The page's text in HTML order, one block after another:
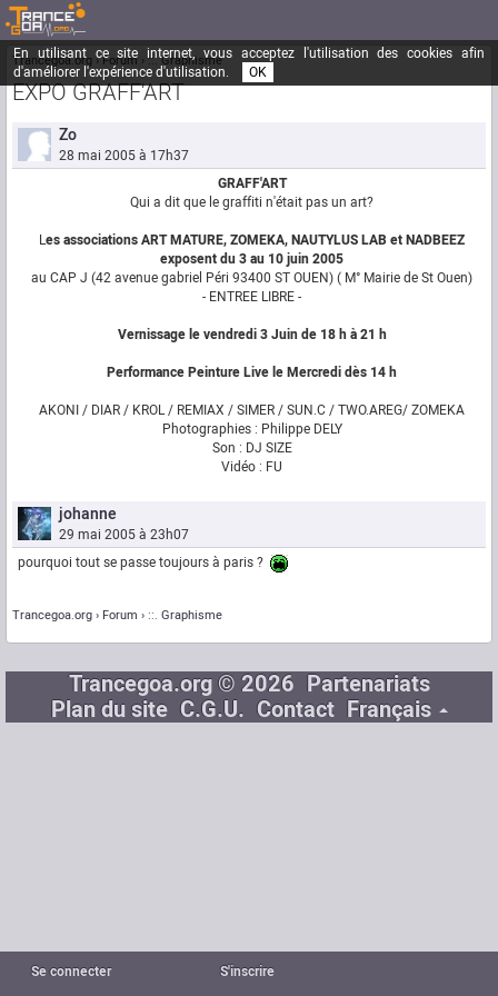
En utilisant ce site internet, vous acceptez l'utilisation des cookies afin
d'améliorer l'expérience d'utilisation.
OK
Se connecter S'inscrire
Trancegoa.org Forum ::. Graphisme
EXPO GRAFF'ART
Zo
28 mai 2005 à 17h37
GRAFF'ART
Qui a dit que le graffiti n'était pas un art?
Les associations ART MATURE, ZOMEKA, NAUTYLUS LAB et NADBEEZ
exposent du 3 au 10 juin 2005
au CAP J (42 avenue gabriel Péri 93400 ST OUEN) ( M° Mairie de St Ouen)
- ENTREE LIBRE -
Vernissage le vendredi 3 Juin de 18 h à 21 h
Performance Peinture Live le Mercredi dès 14 h
AKONI / DIAR / KROL / REMIAX / SIMER / SUN.C / TWO.AREG/ ZOMEKA
Photographies : Philippe DELY
Son : DJ SIZE
Vidéo : FU
johanne
29 mai 2005 à 23h07
pourquoi tout se passe toujours à paris ?
Trancegoa.org Forum ::. Graphisme
Trancegoa.org © 2026 Partenariats
Plan du site C.G.U. Contact Français